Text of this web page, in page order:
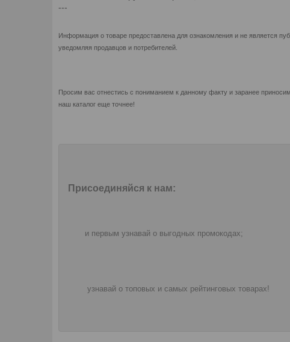
---
Информация о товаре предоставлена для ознакомления и не является
уведомляя продавцов и потребителей.
Просим вас отнестись с пониманием к данному факту и заранее
наш каталог еще точнее!
Присоединяйся к нам:
и первым узнавай о выгодных промокодах;
узнавай о топовых и самых рейтинговых товарах!